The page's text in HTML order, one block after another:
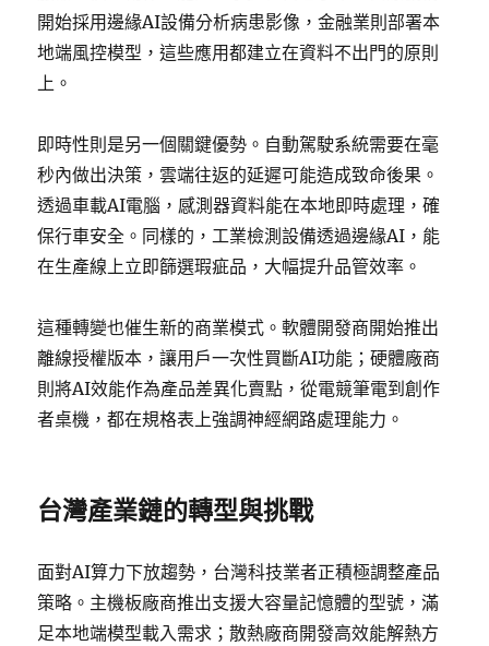
開始採用邊緣AI設備分析病患影像，金融業則部署本
地端風控模型，這些應用都建立在資料不出門的原則
上。
即時性則是另一個關鍵優勢。自動駕駛系統需要在毫
秒內做出決策，雲端往返的延遲可能造成致命後果。
透過車載AI電腦，感測器資料能在本地即時處理，確
保行車安全。同樣的，工業檢測設備透過邊緣AI，能
在生產線上立即篩選瑕疵品，大幅提升品管效率。
這種轉變也催生新的商業模式。軟體開發商開始推出
離線授權版本，讓用戶一次性買斷AI功能；硬體廠商
則將AI效能作為產品差異化賣點，從電競筆電到創作
者桌機，都在規格表上強調神經網路處理能力。
台灣產業鏈的轉型與挑戰
面對AI算力下放趨勢，台灣科技業者正積極調整產品
策略。主機板廠商推出支援大容量記憶體的型號，滿
足本地端模型載入需求；散熱廠商開發高效能解熱方